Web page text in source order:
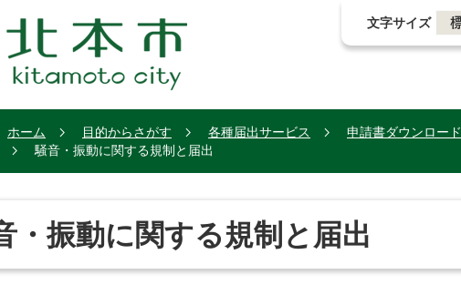
文字サイズ
ホーム 目的からさがす 各種届出サービス 申請書ダウンロード
騒音・振動に関する規制と届出
・振動に関する規制と届出